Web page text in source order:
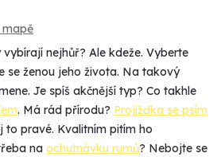
mapě
nejhůř? Ale kdeže. Vyberte
se ženou jeho života. Na takový
Je spíš akčnější typ? Co takhle
. Má rád přírodu? Projížďka se psím
to pravé. Kvalitním pitím ho
na ochutnávku rumů? Nebojte se